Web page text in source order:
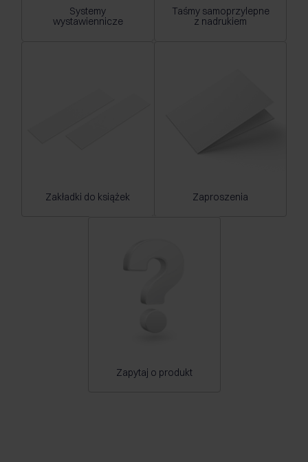
Systemy
wystawiennicze
Taśmy samoprzylepne
z nadrukiem
Zakładki do książek Zaproszenia
Zapytaj o produkt